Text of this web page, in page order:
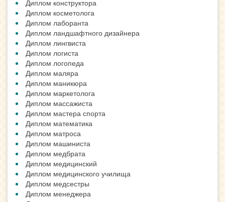
Диплом конструктора
Диплом косметолога
Диплом лаборанта
Диплом ландшафтного дизайнера
Диплом лингвиста
Диплом логиста
Диплом логопеда
Диплом маляра
Диплом маникюра
Диплом маркетолога
Диплом массажиста
Диплом мастера спорта
Диплом математика
Диплом матроса
Диплом машиниста
Диплом медбрата
Диплом медицинский
Диплом медицинского училища
Диплом медсестры
Диплом менеджера